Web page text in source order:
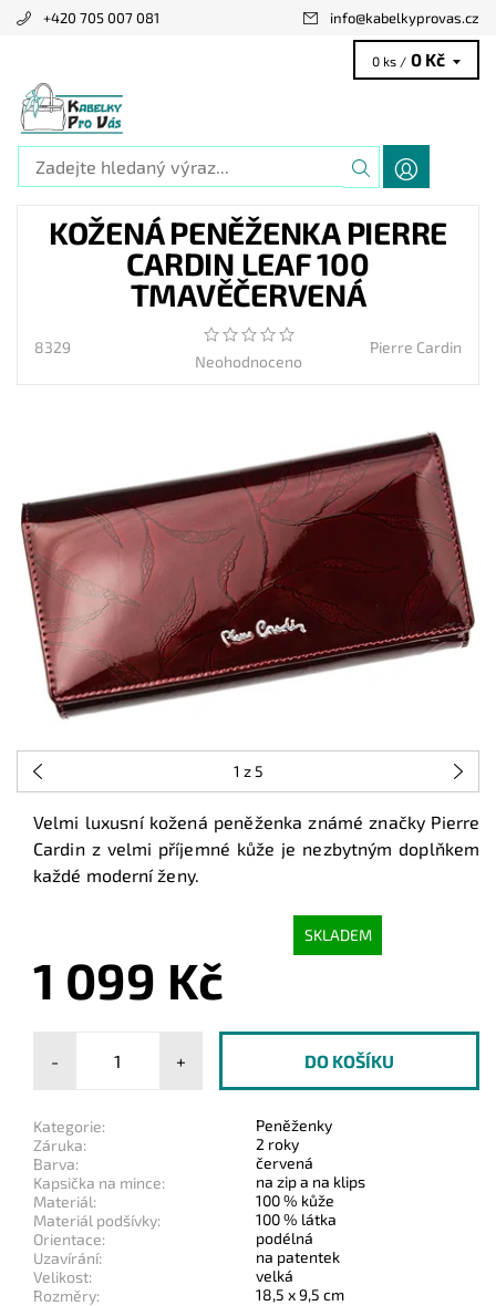
+420 705 007 081 info@kabelkyprovas.cz
0 ks / 0 Kč
KOŽENÁ PENĚŽENKA PIERRE
CARDIN LEAF 100
TMAVĚČERVENÁ
8329
Neohodnoceno
Pierre Cardin
1 z 5
Velmi luxusní kožená peněženka známé značky Pierre
Cardin z velmi příjemné kůže je nezbytným doplňkem
každé moderní ženy.
SKLADEM
1 099 Kč
- +
Kategorie:
Peněženky
Záruka:
2 roky
Barva:
červená
Kapsička na mince:
na zip a na klips
Materiál:
100 % kůže
Materiál podšívky:
100 % látka
Orientace:
podélná
Uzavírání:
na patentek
Velikost:
velká
Rozměry:
18,5 x 9,5 cm